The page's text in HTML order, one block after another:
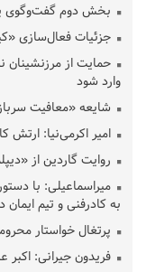
بخش دوم گفت‌وگوی
جزئیات فعال‌سازی
حمایت از مرزنشینان
وارد شود
شایعه «معافیت
امیر اکرمی‌نیا: ارتش
روایت گاردین از
میراسماعیلی: با
به کادرفنی و تیم ایمان
پرتغال خواستار
فریدون جیرانی: